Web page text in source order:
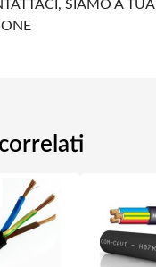
SIAMO A TUA